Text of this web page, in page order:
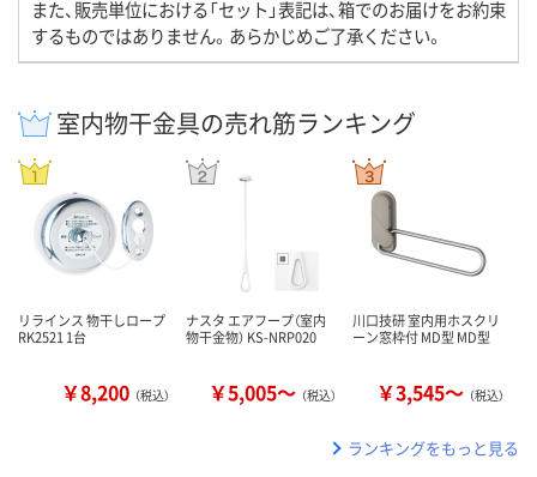
また、販売単位における「セット」表記は、箱でのお届けをお約束
するものではありません。あらかじめご了承ください。
室内物干金具の売れ筋ランキング
リラインス 物干しロープ
RK2521 1台
￥8,200 （税込）
ナスタ エアフープ（室内
物干金物） KS-NRP020
￥5,005～ （税込）
川口技研 室内用ホスクリ
ーン窓枠付 MD型 MD型
￥3,545～ （税込）
ランキングをもっと見る